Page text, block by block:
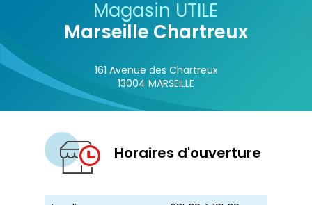
Magasin UTILE
Marseille Chartreux
161 Avenue des Chartreux
13004 MARSEILLE
Horaires d'ouverture